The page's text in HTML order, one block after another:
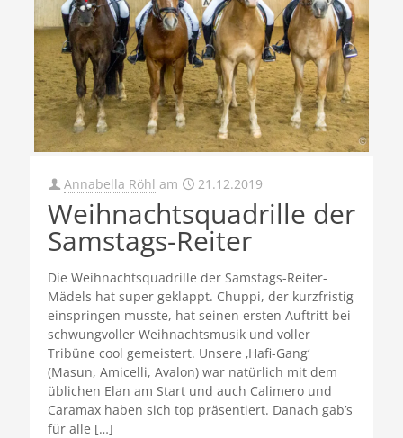
Annabella Röhl am 21.12.2019
Weihnachtsquadrille der
Samstags-Reiter
Die Weihnachtsquadrille der Samstags-Reiter-
Mädels hat super geklappt. Chuppi, der kurzfristig
einspringen musste, hat seinen ersten Auftritt bei
schwungvoller Weihnachtsmusik und voller
Tribüne cool gemeistert. Unsere ‚Hafi-Gang‘
(Masun, Amicelli, Avalon) war natürlich mit dem
üblichen Elan am Start und auch Calimero und
Caramax haben sich top präsentiert. Danach gab’s
für alle […]